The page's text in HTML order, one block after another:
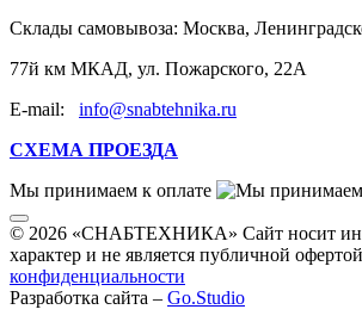
Склады самовывоза: Москва,
77й км МКАД, ул. Пожарского, 22А
E-mail: info@snabtehnika.ru
СХЕМА ПРОЕЗДА
Мы принимаем к оплате
© 2026 «СНАБТЕХНИКА» Сайт носит
характер и не является публичной
конфиденциальности
Разработка сайта – Go.Studio